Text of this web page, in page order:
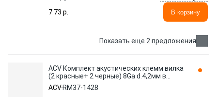
7.73 p.
В корзину
Показать еще 2 предложения
ACV Комплект акустических клемм вилка
(2 красные+ 2 черные) 8Ga d.4,2мм в
блистере RM37-1428
ACV RM37-1428